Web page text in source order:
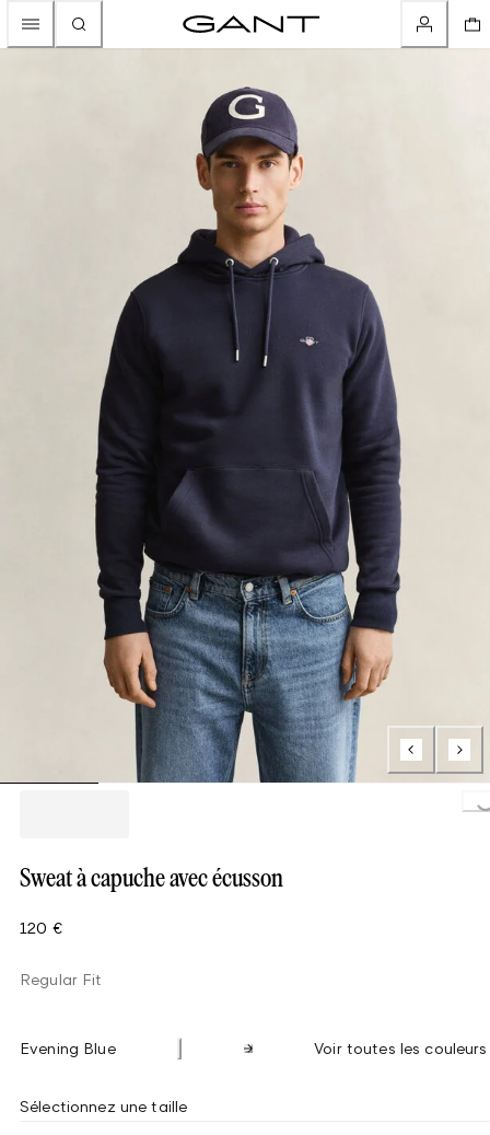
Sweat à capuche avec écusson
120 €
Regular Fit
Evening Blue Voir toutes les couleurs
Sélectionnez une taille